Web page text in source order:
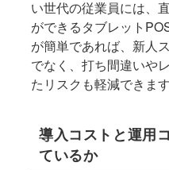
い世代の従業員には、
ができるタブレット
が簡単であれば、新人
でなく、打ち間違いや
たリスクも軽減できます
導入コストと運用
ているか